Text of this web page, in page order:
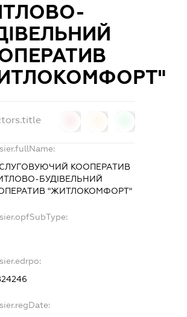
КООПЕРАТИВ
БУДІВЕЛЬНИЙ
"ЖИТЛОКОМФОРТ"